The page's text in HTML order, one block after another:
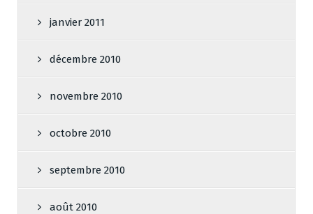
janvier 2011
décembre 2010
novembre 2010
octobre 2010
septembre 2010
août 2010